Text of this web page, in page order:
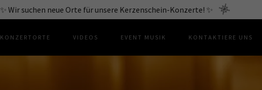
✨ Wir suchen neue Orte für unsere Kerzenschein-Konzerte! ✨
KONZERTORTE VIDEOS EVENT MUSIK KONTAKTIERE UNS